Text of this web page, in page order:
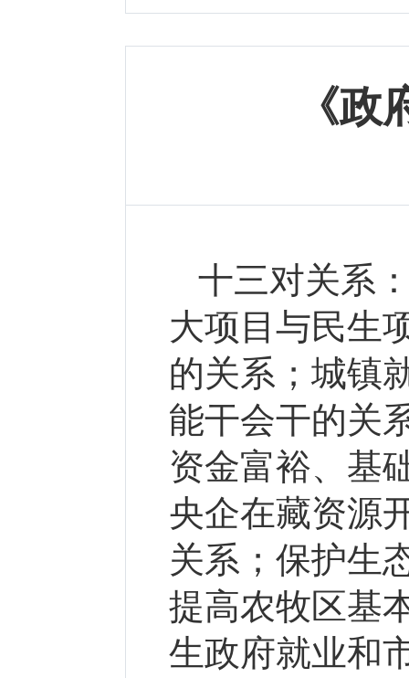
《
十三对关系
大项目与民生
的关系；城镇
能干会干的关
资金富裕、基
央企在藏资源
关系；保护生
提高农牧区基
生政府就业和